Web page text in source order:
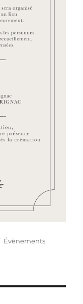
Catégories
Évènements,